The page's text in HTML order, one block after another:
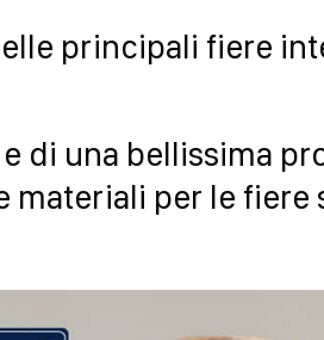
principali fiere
di una bellissima
per le fiere